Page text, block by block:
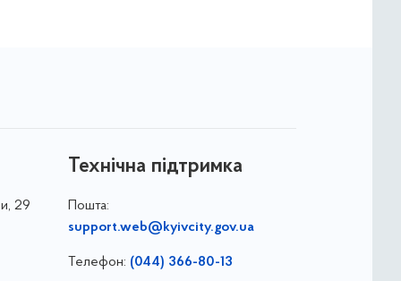
29
Технічна підтримка
Пошта:
support.web@kyivcity.gov.ua
Телефон: (044) 366-80-13